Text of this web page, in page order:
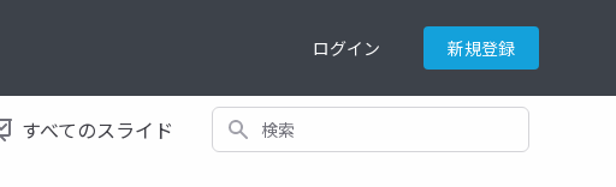
ログイン 新規登録
すべてのスライド 検索